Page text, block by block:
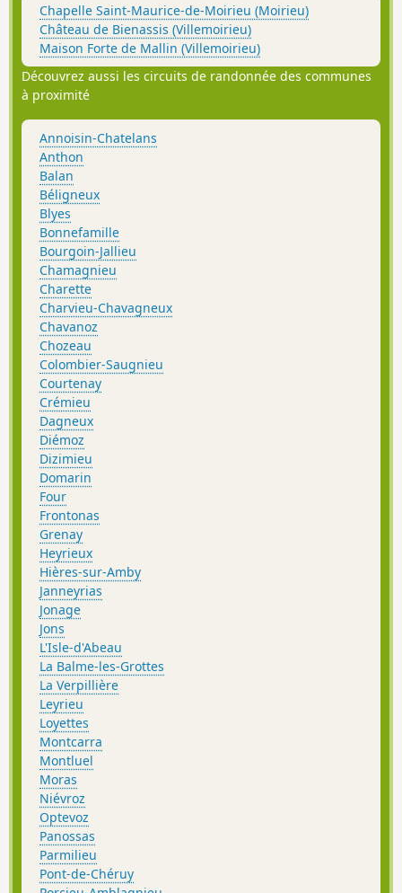
Chapelle Saint-Maurice-de-Moirieu (Moirieu)
Château de Bienassis (Villemoirieu)
Maison Forte de Mallin (Villemoirieu)
Découvrez aussi les circuits de randonnée des communes
à proximité
Annoisin-Chatelans
Anthon
Balan
Béligneux
Blyes
Bonnefamille
Bourgoin-Jallieu
Chamagnieu
Charette
Charvieu-Chavagneux
Chavanoz
Chozeau
Colombier-Saugnieu
Courtenay
Crémieu
Dagneux
Diémoz
Dizimieu
Domarin
Four
Frontonas
Grenay
Heyrieux
Hières-sur-Amby
Janneyrias
Jonage
Jons
L'Isle-d'Abeau
La Balme-les-Grottes
La Verpillière
Leyrieu
Loyettes
Montcarra
Montluel
Moras
Niévroz
Optevoz
Panossas
Parmilieu
Pont-de-Chéruy